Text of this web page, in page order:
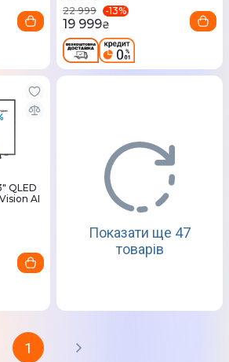
22 999
-13%
19 999₴
QLED
AI
Показати ще 47
товарів
1